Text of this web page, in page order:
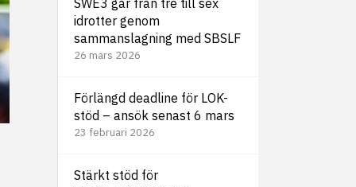
idrotter genom
sammanslagning med SBSLF
26 mars 2026
Förlängd deadline för LOK-
stöd – ansök senast 6 mars
23 februari 2026
Stärkt stöd för